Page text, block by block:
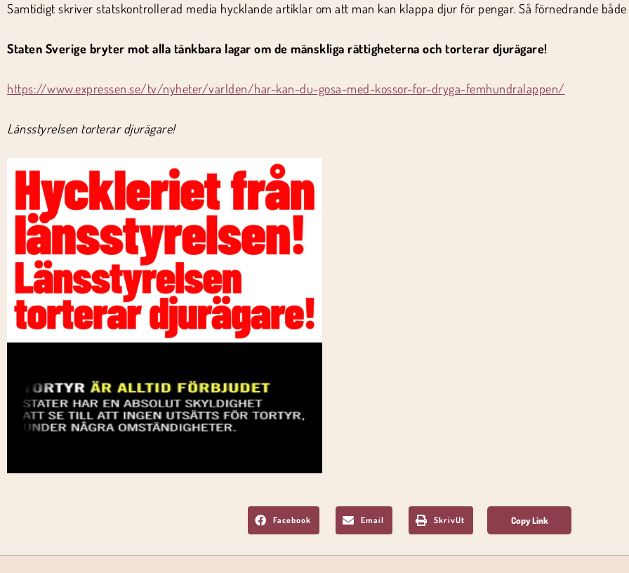
Samtidigt skriver statskontrollerad media hycklande artiklar om att man kan klappa djur för pengar. Så förnedrande
Staten Sverige bryter mot alla tänkbara lagar om de mänskliga rättigheterna och torterar djurägare!
https://www.expressen.se/tv/nyheter/varlden/har-kan-du-gosa-med-kossor-for-dryga-femhundralappen/
Länsstyrelsen torterar djurägare!
Facebook Email SkrivUt